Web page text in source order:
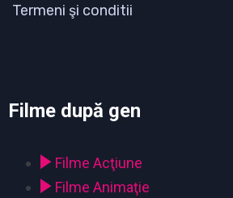
Termeni şi conditii
Filme după gen
Filme Acţiune
Filme Animaţie